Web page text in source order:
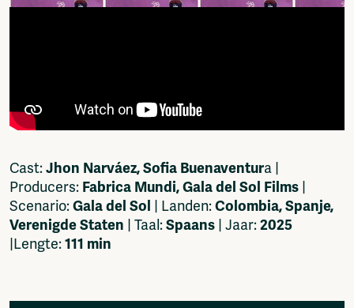
Cast:Jhon Narváez, Sofia Buenaventura |
Producers: Fabrica Mundi, Gala del Sol Films
Scenario:Gala del Sol | Landen:Colombia, Spanje,
Verenigde Staten
| Taal:Spaans | Jaar:2025
|Lengte:111 min